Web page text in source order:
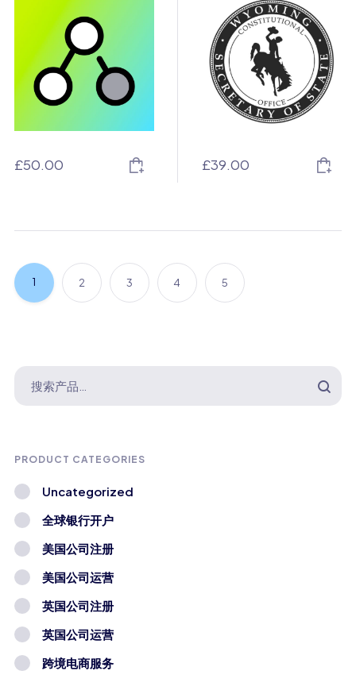
£50.00 £39.00
1 2 3 4 5
PRODUCT CATEGORIES
Uncategorized
全球银行开户
美国公司注册
美国公司运营
英国公司注册
英国公司运营
跨境电商服务